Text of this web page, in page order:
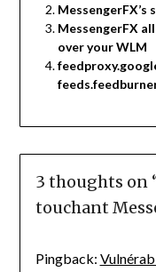
MessengerFX
over your WLM
3 thoughts on
touchant
Pingback: